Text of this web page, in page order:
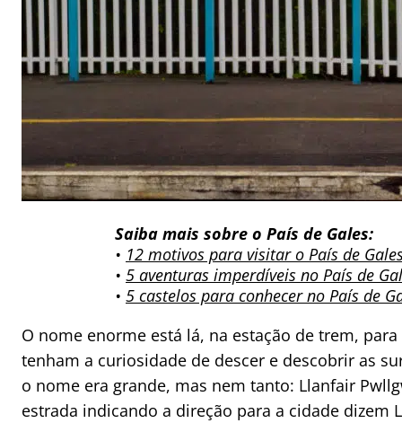
Saiba mais sobre o País de Gales:
• 12 motivos para visitar o País de
• 5 aventuras imperdíveis no País de
• 5 castelos para conhecer no País de
O nome enorme está lá, na estação de trem,
tenham a curiosidade de descer e descobrir as
o nome era grande, mas nem tanto: Llanfair
estrada indicando a direção para a cidade dizem